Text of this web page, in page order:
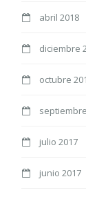
abril 2018
diciembre
octubre
julio 2017
junio 2017